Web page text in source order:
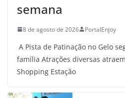
semana
8 de agosto de 2026 PortalEnjoy
A Pista de Patinação no Gelo
família Atrações diversas
Shopping Estação